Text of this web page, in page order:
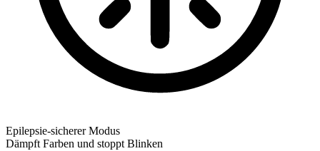
Epilepsie-sicherer Modus
Dämpft Farben und stoppt Blinken